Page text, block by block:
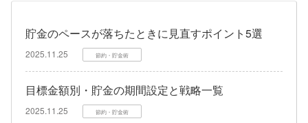
貯金のペースが落ちたときに見直すポイント5選
2025.11.25 節約・貯金術
目標金額別・貯金の期間設定と戦略一覧
2025.11.25 節約・貯金術